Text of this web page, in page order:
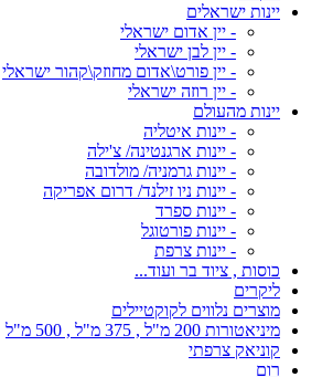
יינות ישראלים
- יין אדום ישראלי
- יין לבן ישראלי
- יין פורט\אדום מחוזק\קהור ישראלי
- יין רוזה ישראלי
יינות מהעולם
- יינות איטליה
- יינות ארגנטינה/ צ'ילה
- יינות גרמניה/ מולדובה
- יינות ניו זילנד/ דרום אפריקה
- יינות ספרד
- יינות פורטוגל
- יינות צרפת
כוסות , ציוד בר ועוד...
ליקרים
מוצרים נלווים לקוקטיילים
מיניאטורות 200 מ"ל , 375 מ"ל , 500 מ"ל
קוניאק צרפתי
רום